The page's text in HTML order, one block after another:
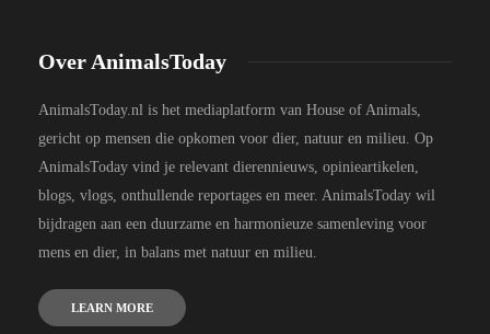
Over AnimalsToday
AnimalsToday.nl is het mediaplatform van House of Animals,
gericht op mensen die opkomen voor dier, natuur en milieu. Op
AnimalsToday vind je relevant dierennieuws, opinieartikelen,
blogs, vlogs, onthullende reportages en meer. AnimalsToday wil
bijdragen aan een duurzame en harmonieuze samenleving voor
mens en dier, in balans met natuur en milieu.
LEARN MORE